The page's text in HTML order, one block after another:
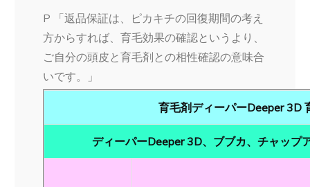
P 「返品保証は、ピカキチの回復期間の考え
方からすれば、育毛効果の確認というより、
ご自分の頭皮と育毛剤との相性確認の意味合
いです。」
育毛剤ディーパーDeeper 3D
ディーパーDeeper 3D、ブブカ、チャップ